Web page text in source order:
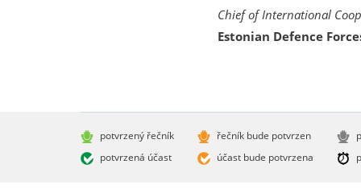
Chief of International
Estonian Defence
potvrzený řečník
potvrzená účast
řečník bude potvrzen
účast bude potvrzena